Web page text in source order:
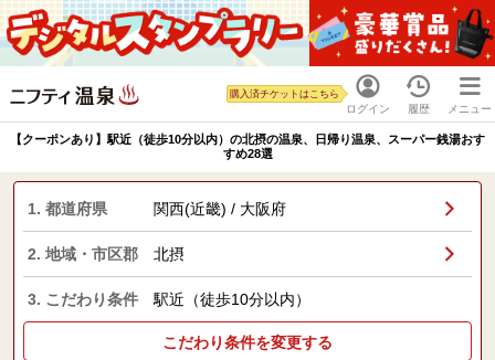
ログイン
購入済チケットはこちら
履歴 メニュー
【クーポンあり】駅近（徒歩10分以内）の北摂の温泉、日帰り温泉、スーパー銭湯おす
すめ28選
1. 都道府県 関西(近畿) / 大阪府
2. 地域・市区郡 北摂
3. こだわり条件 駅近（徒歩10分以内）
こだわり条件を変更する